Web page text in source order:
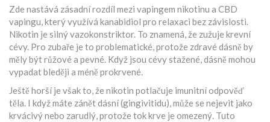
Zde nastává zásadní rozdíl mezi vapingem nikotinu a CBD
vapingu, který využívá kanabidiol pro relaxaci bez závislosti.
Nikotin je silný vazokonstriktor. To znamená, že zužuje krevní
cévy. Pro zubaře je to problematické, protože zdravé dásně by
měly být růžové a pevné. Když jsou cévy stažené, dásně mohou
vypadat bleději a méně prokrvené.
Ještě horší je však to, že nikotin potlačuje imunitní odpověď
těla. I když máte zánět dásní (gingivitidu), může se nejevit jako
krvácivý nebo zarudlý, protože tok krve je omezený. Tuto